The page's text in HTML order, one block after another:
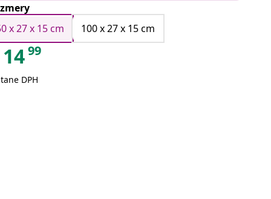
Čierny
dub
x 27 x 15 cm
100 x 27 x 15 cm
1499
DPH